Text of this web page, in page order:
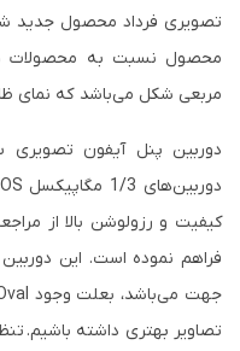
تصویری فرداد محصول جدید
محصول نسبت به محصولات
مربعی شکل می‌باشد که نمای
دوربین پنل آیفون تصویری
کیفیت و رزولوشن بالا از
فراهم نموده است. این دوربین
تصاویر بهتری داشته باشیم.